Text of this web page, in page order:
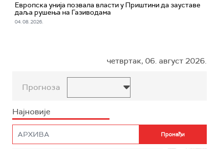
Европска унија позвала власти у Приштини да зауставе
даља рушења на Газиводама
04. 08. 2026.
четвртак, 06. август 2026.
Прогноза
Најновије